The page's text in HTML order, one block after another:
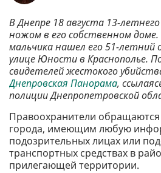
В Днепре 18 августа 13-
ножом в его собственном
мальчика нашел его 51-летний
улице Юности в Краснополье.
свидетелей жестокого
Днепровская Панорама,
полиции Днепропетровской
Правоохранители
города, имеющим любую
подозрительных лицах или
транспортных средствах в
прилегающей территории.